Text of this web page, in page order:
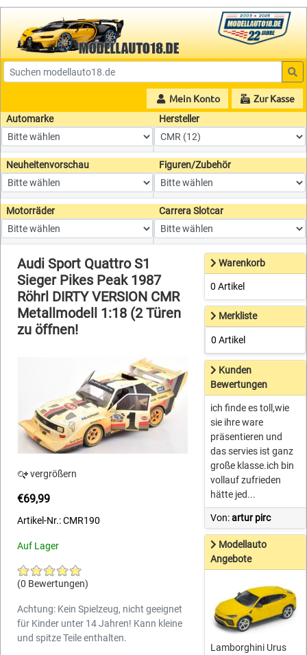
Mein Konto Zur Kasse
Automarke Hersteller
Neuheitenvorschau Figuren/Zubehör
Motorräder Carrera Slotcar
Audi Sport Quattro S1
Sieger Pikes Peak 1987
Röhrl DIRTY VERSION CMR
Metallmodell 1:18 (2 Türen
zu öffnen!
vergrößern
€69,99
Artikel-Nr.: CMR190
Auf Lager
(0 Bewertungen)
Achtung: Kein Spielzeug, nicht geeignet
für Kinder unter 14 Jahren! Kann kleine
und spitze Teile enthalten.
Warenkorb
0 Artikel
Merkliste
0 Artikel
Kunden
Bewertungen
ich finde es toll,wie
sie ihre ware
präsentieren und
das servies ist ganz
große klasse.ich bin
vollauf zufrieden
hätte jed...
Von:artur pirc
Modellauto
Angebote
Lamborghini Urus